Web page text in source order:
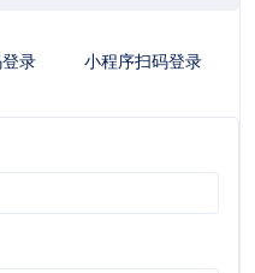
录 小程序扫码登录